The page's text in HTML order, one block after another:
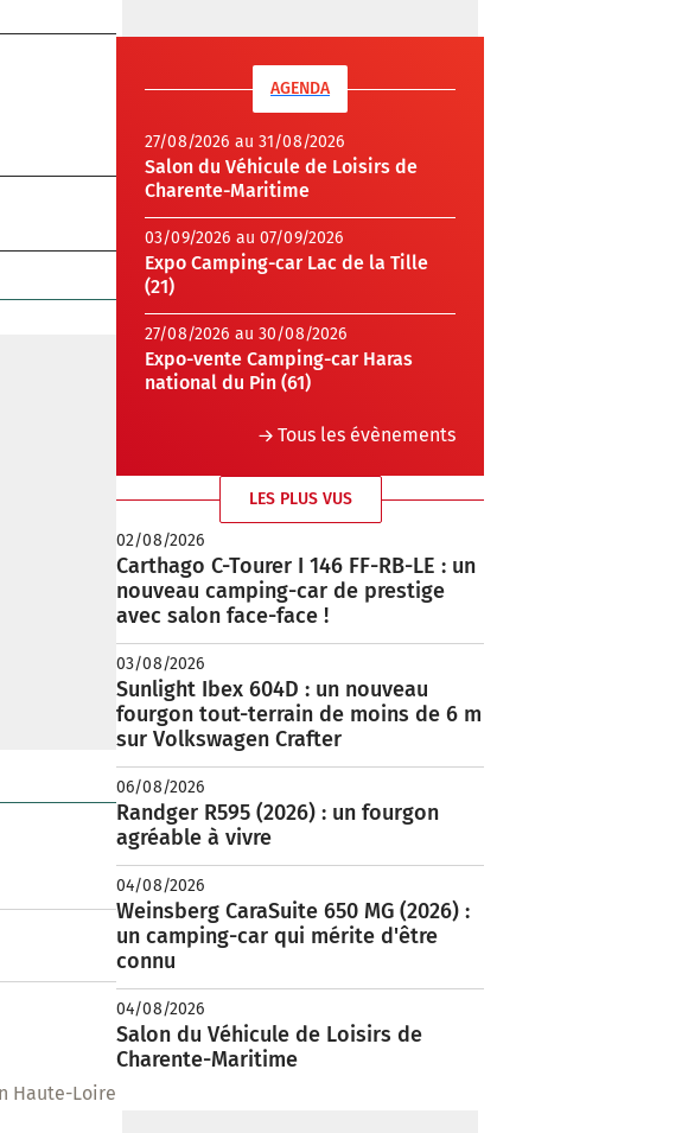
Haute-Loire
AGENDA
27/08/2026 au 31/08/2026
Salon du Véhicule de Loisirs de
Charente-Maritime
03/09/2026 au 07/09/2026
Expo Camping-car Lac de la Tille
(21)
27/08/2026 au 30/08/2026
Expo-vente Camping-car Haras
national du Pin (61)
Tous les évènements
LES PLUS VUS
02/08/2026
Carthago C-Tourer I 146 FF-RB-LE : un
nouveau camping-car de prestige
avec salon face-face !
03/08/2026
Sunlight Ibex 604D : un nouveau
fourgon tout-terrain de moins de 6 m
sur Volkswagen Crafter
06/08/2026
Randger R595 (2026) : un fourgon
agréable à vivre
04/08/2026
Weinsberg CaraSuite 650 MG (2026) :
un camping-car qui mérite d'être
connu
04/08/2026
Salon du Véhicule de Loisirs de
Charente-Maritime